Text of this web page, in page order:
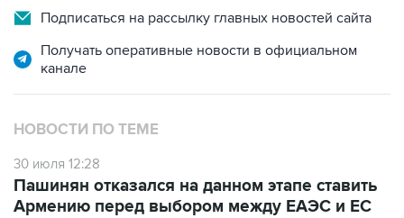
Подписаться на рассылку главных новостей сайта
Получать оперативные новости в официальном
канале
НОВОСТИ ПО ТЕМЕ
30 июля 12:28
Пашинян отказался на данном этапе ставить
Армению перед выбором между ЕАЭС и ЕС